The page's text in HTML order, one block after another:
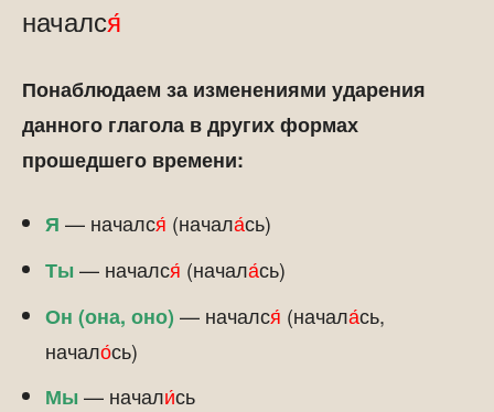
начался́
Понаблюдаем за изменениями ударения
данного глагола в других формах
прошедшего времени:
Я — начался́ (начала́сь)
Ты — начался́ (начала́сь)
Он (она, оно) — начался́ (начала́сь,
начало́сь)
Мы — начали́сь